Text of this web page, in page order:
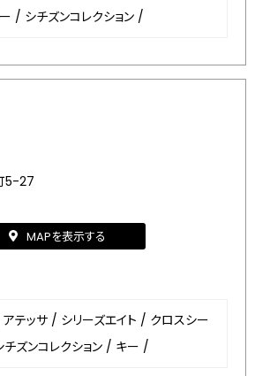
/ シチズンコレクション /
5-27
MAPを表示する
アテッサ / シリーズエイト / クロスシー
チズンコレクション / キー /